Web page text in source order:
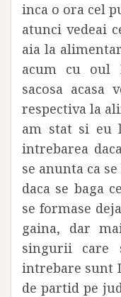
inca o ora cel
atunci vedeai
aia la
acum cu oul
sacosa acasa
respectiva la
am stat si eu
intrebarea
se anunta ca
daca se baga
se formase
gaina, dar
singurii care
intrebare sunt
de partid pe